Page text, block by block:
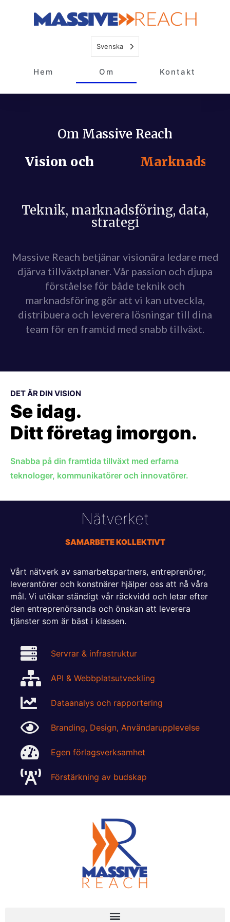
Svenska
Hem Om Kontakt
Om Massive Reach
Vision och
Marknads
Teknik, marknadsföring, data,
strategi
Massive Reach betjänar visionära ledare med
djärva tillväxtplaner. Vår passion och djupa
förståelse för både teknik och
marknadsföring gör att vi kan utveckla,
distribuera och leverera lösningar till dina
team för en framtid med snabb tillväxt.
DET ÄR DIN VISION
Se idag.
Ditt företag imorgon.
Snabba på din framtida tillväxt med erfarna
teknologer, kommunikatörer och innovatörer.
Nätverket
SAMARBETE KOLLEKTIVT
Vårt nätverk av samarbetspartners, entreprenörer,
leverantörer och konstnärer hjälper oss att nå våra
mål. Vi utökar ständigt vår räckvidd och letar efter
den entreprenörsanda och önskan att leverera
tjänster som är bäst i klassen.
Servrar & infrastruktur
API & Webbplatsutveckling
Dataanalys och rapportering
Branding, Design, Användarupplevelse
Egen förlagsverksamhet
Förstärkning av budskap